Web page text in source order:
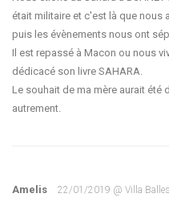
était militaire et c'est là que nous
puis les évènements nous ont
Il est repassé à Macon ou nous
dédicacé son livre SAHARA.
Le souhait de ma mère aurait été
autrement.
Amelis 22/01/2019 @ Villa